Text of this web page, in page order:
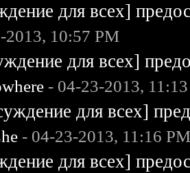
для всех]
2013, 10:57 PM
для всех]
- 04-23-2013,
для всех]
- 04-23-2013, 11:16
для всех]